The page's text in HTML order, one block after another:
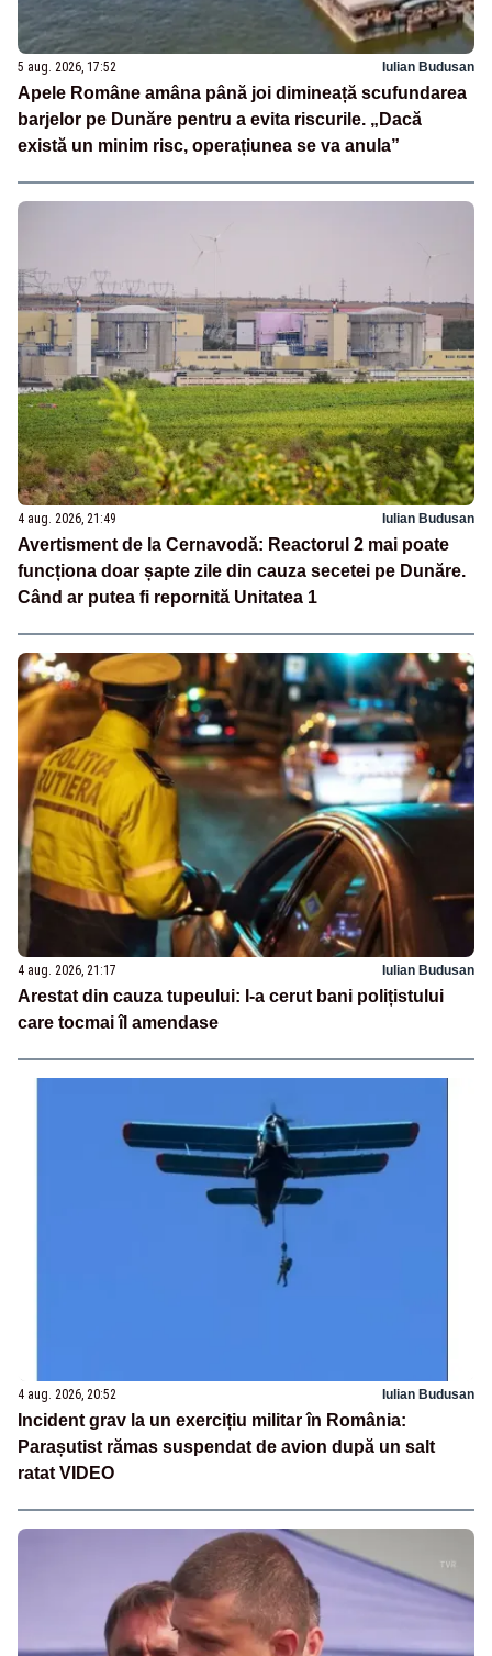
5 aug. 2026, 17:52 Iulian Budusan
Apele Române amâna până joi dimineață scufundarea
barjelor pe Dunăre pentru a evita riscurile. „Dacă
există un minim risc, operațiunea se va anula”
4 aug. 2026, 21:49 Iulian Budusan
Avertisment de la Cernavodă: Reactorul 2 mai poate
funcționa doar șapte zile din cauza secetei pe Dunăre.
Când ar putea fi repornită Unitatea 1
4 aug. 2026, 21:17 Iulian Budusan
Arestat din cauza tupeului: I-a cerut bani polițistului
care tocmai îl amendase
4 aug. 2026, 20:52 Iulian Budusan
Incident grav la un exercițiu militar în România:
Parașutist rămas suspendat de avion după un salt
ratat VIDEO